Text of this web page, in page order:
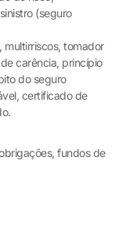
(seguro
multirriscos, tomador
carência, princípio
do seguro
certificado de
fundos de